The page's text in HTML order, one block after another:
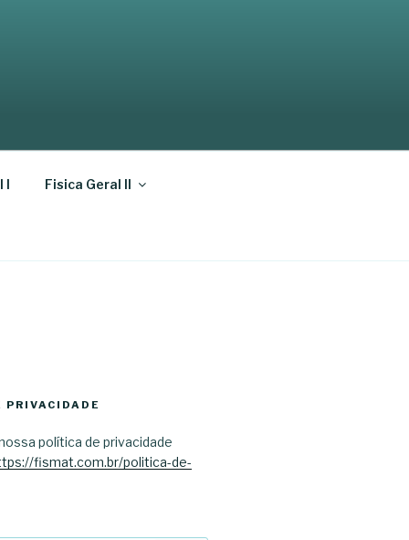
I Fisica Geral II
política de privacidade
fismat.com.br/politica-de-